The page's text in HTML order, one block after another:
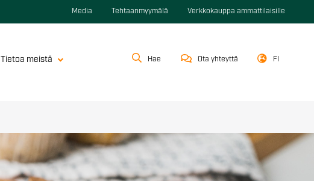
Media Tehtaanmyymälä Verkkokauppa ammattilaisille
Tietoa meistä Hae Ota yhteyttä FI